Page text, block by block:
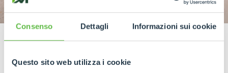
Consenso Dettagli Informazioni sui cookie
Questo sito web utilizza i cookie